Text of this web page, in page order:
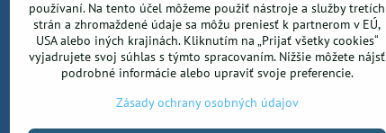
Kamenica nad Hronom 526, 94365 Kamenica nad Hronom
0905 906 246
info@ekancelarskepotreby.sk
používaní. Na tento účel môžeme použiť nástroje a služby tretích
strán a zhromaždené údaje sa môžu preniesť k partnerom v EÚ,
USA alebo iných krajinách. Kliknutím na „Prijať všetky cookies“
vyjadrujete svoj súhlas s týmto spracovaním. Nižšie môžete nájsť
podrobné informácie alebo upraviť svoje preferencie.
Zásady ochrany osobných údajov